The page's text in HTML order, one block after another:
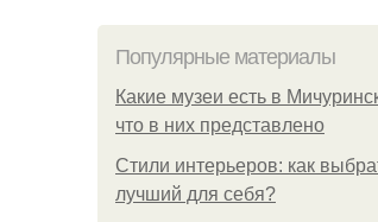
Популярные материалы
Какие музеи есть в
что в них представлено
Стили интерьеров: как
лучший для себя?